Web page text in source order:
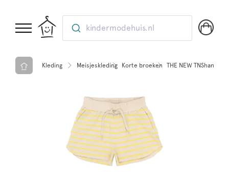
kindermodehuis.nl
Kleding Meisjeskleding Korte broeken THE NEW